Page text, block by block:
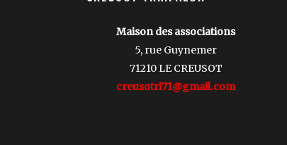
Maison des associations
5, rue Guynemer
71210 LE CREUSOT
creusotri71@gmail.com